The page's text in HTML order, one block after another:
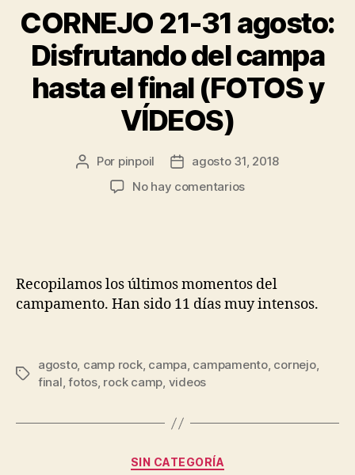
CORNEJO 21-31 agosto:
Disfrutando del campa
hasta el final (FOTOS y
VÍDEOS)
Por pinpoil
agosto 31, 2018
No hay comentarios
Recopilamos los últimos momentos del
campamento. Han sido 11 días muy intensos.
agosto, camp rock, campa, campamento, cornejo,
final,fotos, rock camp, videos
SIN CATEGORÍA